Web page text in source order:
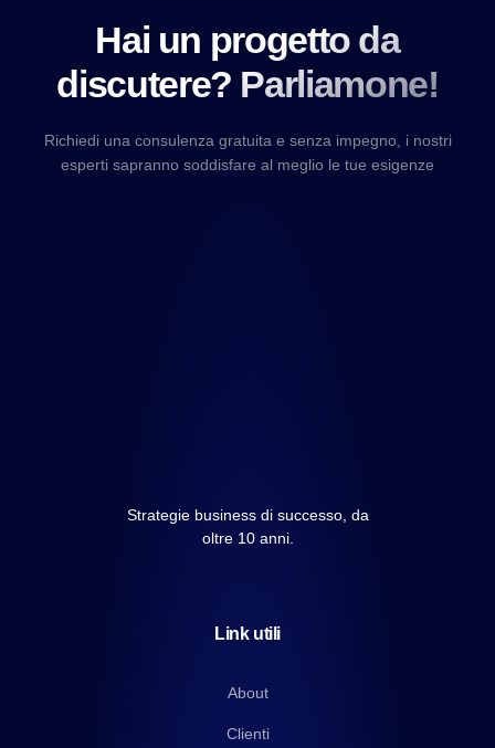
Hai un progetto da
discutere? Parliamone!
Richiedi una consulenza gratuita e senza impegno, i nostri
esperti sapranno soddisfare al meglio le tue esigenze
Strategie business di successo, da
oltre 10 anni.
Link utili
About
Clienti